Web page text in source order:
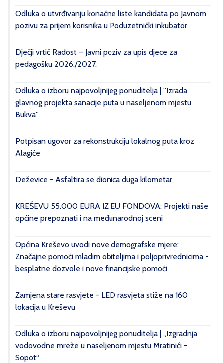
Odluka o utvrđivanju konačne liste kandidata po Javnom
pozivu za prijem korisnika u Poduzetnički inkubator
Dječji vrtić Radost – Javni poziv za upis djece za
pedagošku 2026./2027.
Odluka o izboru najpovoljnijeg ponuditelja | ''Izrada
glavnog projekta sanacije puta u naseljenom mjestu
Bukva''
Potpisan ugovor za rekonstrukciju lokalnog puta kroz
Alagiće
Deževice - Asfaltira se dionica duga kilometar
KREŠEVU 55.000 EURA IZ EU FONDOVA: Projekti naše
općine prepoznati i na međunarodnoj sceni
Općina Kreševo uvodi nove demografske mjere:
Značajne pomoći mladim obiteljima i poljoprivrednicima -
besplatne dozvole i nove financijske pomoći
Zamjena stare rasvjete - LED rasvjeta stiže na 160
lokacija u Kreševu
Odluka o izboru najpovoljnijeg ponuditelja | „Izgradnja
vodovodne mreže u naseljenom mjestu Mratinići -
Sopot“